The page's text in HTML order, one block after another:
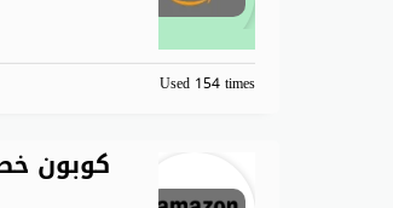
Used 154 times
كوبون